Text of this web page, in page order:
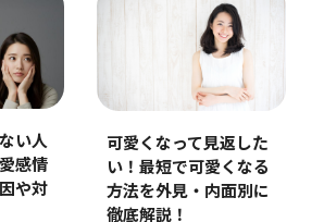
い人
感情
や対
可愛くなって見返した
い！最短で可愛くなる
方法を外見・内面別に
徹底解説！